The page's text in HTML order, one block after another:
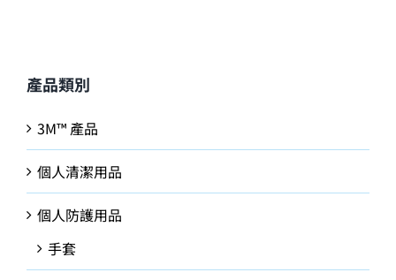
產品類別
3M™ 產品
個人清潔用品
個人防護用品
手套